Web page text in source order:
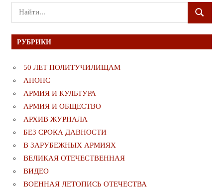
Поиск
для:
ПОИСК
РУБРИКИ
50 ЛЕТ ПОЛИТУЧИЛИЩАМ
АНОНС
АРМИЯ И КУЛЬТУРА
АРМИЯ И ОБЩЕСТВО
АРХИВ ЖУРНАЛА
БЕЗ СРОКА ДАВНОСТИ
В ЗАРУБЕЖНЫХ АРМИЯХ
ВЕЛИКАЯ ОТЕЧЕСТВЕННАЯ
ВИДЕО
ВОЕННАЯ ЛЕТОПИСЬ ОТЕЧЕСТВА